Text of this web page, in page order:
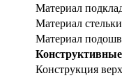
Материал
Материал стельки
Материал
Конструктивные
Конструкция